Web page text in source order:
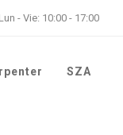
Lun - Vie: 10:00 - 17:00
SZA